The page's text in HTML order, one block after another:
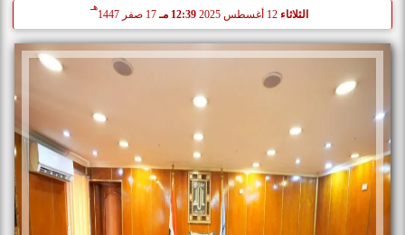
الثلاثاء 12 أغسطس 2025 12:39 مـ 17 صفر 1447
هـ